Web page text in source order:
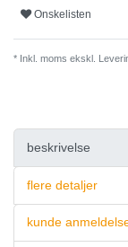
Onskelisten
* Inkl. moms ekskl.
beskrivelse
flere detaljer
kunde